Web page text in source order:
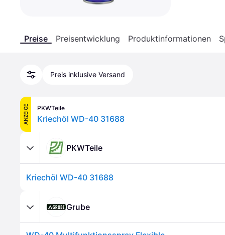
Preise Preisentwicklung Produktinformationen
Preis inklusive Versand
ANZEIGE PKWTeile
Kriechöl WD-40 31688
PKWTeile
Kriechöl WD-40 31688
Grube